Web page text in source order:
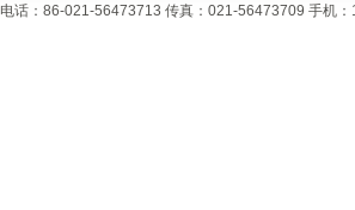
电话：86-021-56473713 传真：021-56473709 手机